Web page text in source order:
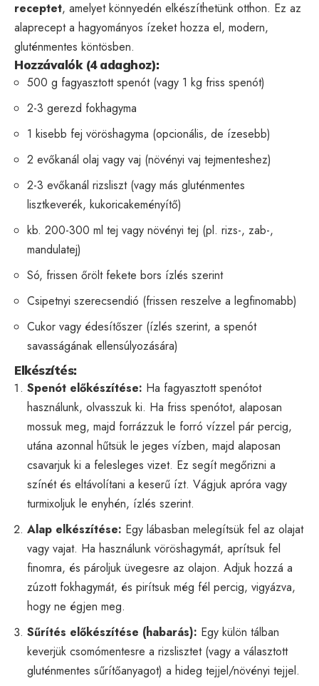
receptet, amelyet könnyedén elkészíthetünk otthon. Ez az
alaprecept a hagyományos ízeket hozza el, modern,
gluténmentes köntösben.
Hozzávalók (4 adaghoz):
500 g fagyasztott spenót (vagy 1 kg friss spenót)
2-3 gerezd fokhagyma
1 kisebb fej vöröshagyma (opcionális, de ízesebb)
2 evőkanál olaj vagy vaj (növényi vaj tejmenteshez)
2-3 evőkanál rizsliszt (vagy más gluténmentes
lisztkeverék, kukoricakeményítő)
kb. 200-300 ml tej vagy növényi tej (pl. rizs-, zab-,
mandulatej)
Só, frissen őrölt fekete bors ízlés szerint
Csipetnyi szerecsendió (frissen reszelve a legfinomabb)
Cukor vagy édesítőszer (ízlés szerint, a spenót
savasságának ellensúlyozására)
Elkészítés:
Spenót előkészítése: Ha fagyasztott spenótot
használunk, olvasszuk ki. Ha friss spenótot, alaposan
mossuk meg, majd forrázzuk le forró vízzel pár percig,
utána azonnal hűtsük le jeges vízben, majd alaposan
csavarjuk ki a felesleges vizet. Ez segít megőrizni a
színét és eltávolítani a keserű ízt. Vágjuk apróra vagy
turmixoljuk le enyhén, ízlés szerint.
Alap elkészítése: Egy lábasban melegítsük fel az olajat
vagy vajat. Ha használunk vöröshagymát, aprítsuk fel
finomra, és pároljuk üvegesre az olajon. Adjuk hozzá a
zúzott fokhagymát, és pirítsuk még fél percig, vigyázva,
hogy ne égjen meg.
Sűrítés előkészítése (habarás): Egy külön tálban
keverjük csomómentesre a rizslisztet (vagy a választott
gluténmentes sűrítőanyagot) a hideg tejjel/növényi tejjel.